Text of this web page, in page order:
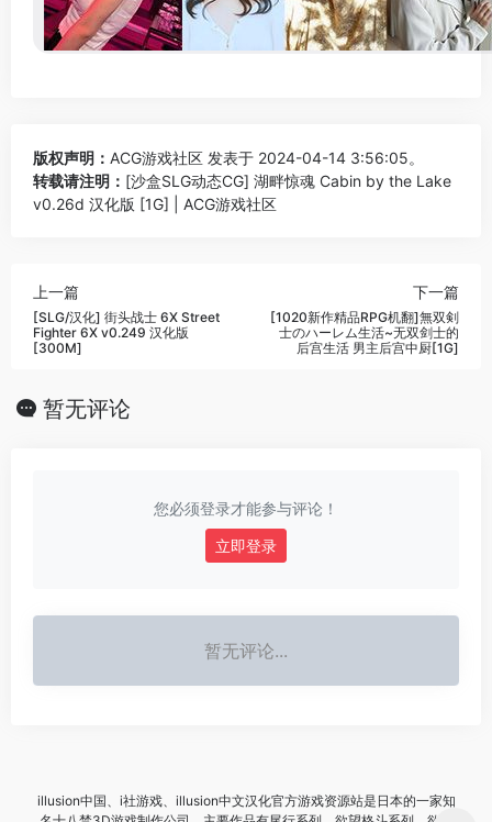
版权声明： ACG游戏社区 发表于 2024-04-14 3:56:05。
转载请注明： [沙盒SLG动态CG] 湖畔惊魂 Cabin by the Lake
v0.26d 汉化版 [1G] | ACG游戏社区
上一篇
[SLG/汉化] 街头战士 6X Street
Fighter 6X v0.249 汉化版
[300M]
下一篇
[1020新作精品RPG机翻]無双剣
士のハーレム生活~无双剑士的
后宫生活 男主后宫中厨[1G]
暂无评论
您必须登录才能参与评论！
立即登录
暂无评论...
illusion中国、i社游戏、illusion中文汉化官方游戏资源站是日本的一家知